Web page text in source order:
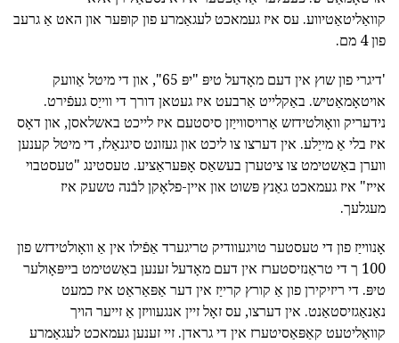
קוואַליטאַטיווע. עס איז געמאכט לעגאַמרע פון קופּער און האט אַ גרעב
פון 4 מם.
'דיגרי פון שוץ אין דעם מאָדעל טיפּ "יפּ 65", און די מיטל אַוועק
אויטאָמאַטיש. באַקלייט אַרבעט איז געטאן דורך די ווייַס געפֿירט.
נידעריק וואָולטידזש אַרויסווייַזן סיסטעם איז לייכט באשלאסן, און דאָס
איז בלי אַ מייַלע. אין דערצו צו ליכט און געזונט סיגנאַלז, די מיטל קענען
ווערן באַשטימט צו ציטערן בעשאַס אָפּעראַציע. טעסטינג "טעסטבוי
אייז" איז געמאכט גאַנץ פּשוט און איין-פלאָקן לבֿנה טשעק איז
מעגלעך.
אָנווייַז פון די טעסטער טויגעוודיק טריגערד אַפֿילו אין אַ וואָולטידזש פון
100 ך די טראַנזיסטערז אין דעם מאָדעל זענען באַשטימט בייפּאָולער
טיפּ. די ריזיקירן פון אַ קורץ קרייַז אין דער אַפּאַראַט איז כמעט
נאַנאַגזיסטאַנט. אין דערצו, עס זאָל זיין אנגעוויזן אַ זייער הויך
קוואַליטעט קאַפּאַסיטערז אין די גראדן. זיי זענען געמאכט לעגאַמרע